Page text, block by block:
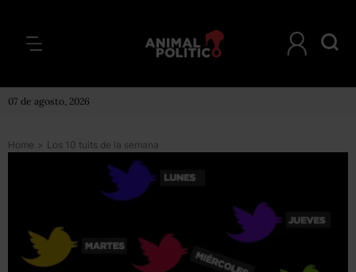
07 de agosto, 2026
Home > Los 10 tuits de la semana